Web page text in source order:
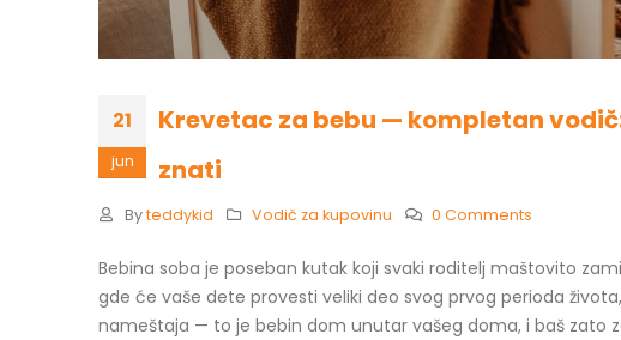
21
jun
Krevetac za bebu — kompletan
znati
By teddykid Vodič za kupovinu 0 Comments
Bebina soba je poseban kutak koji svaki roditelj maštovito
gde će vaše dete provesti veliki deo svog prvog perioda
nameštaja — to je bebin dom unutar vašeg doma, i baš zato